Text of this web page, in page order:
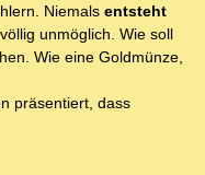
Niemals entsteht
unmöglich. Wie soll
Wie eine Goldmünze,
präsentiert, dass